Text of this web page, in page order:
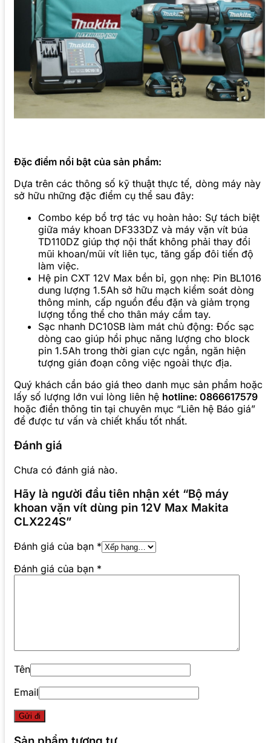
Đặc điểm nổi bật của sản phẩm:
Dựa trên các thông số kỹ thuật thực tế, dòng máy này
sở hữu những đặc điểm cụ thể sau đây:
Combo kép bổ trợ tác vụ hoàn hảo: Sự tách biệt
giữa máy khoan DF333DZ và máy vặn vít búa
TD110DZ giúp thợ nội thất không phải thay đổi
mũi khoan/mũi vít liên tục, tăng gấp đôi tiến độ
làm việc.
Hệ pin CXT 12V Max bền bỉ, gọn nhẹ: Pin BL1016
dung lượng 1.5Ah sở hữu mạch kiểm soát dòng
thông minh, cấp nguồn đều đặn và giảm trọng
lượng tổng thể cho thân máy cầm tay.
Sạc nhanh DC10SB làm mát chủ động: Đốc sạc
dòng cao giúp hồi phục năng lượng cho block
pin 1.5Ah trong thời gian cực ngắn, ngăn hiện
tượng gián đoạn công việc ngoài thực địa.
Quý khách cần báo giá theo danh mục sản phẩm hoặc
lấy số lượng lớn vui lòng liên hệ hotline: 0866617579
hoặc điền thông tin tại chuyên mục “Liên hệ Báo giá”
để được tư vấn và chiết khấu tốt nhất.
Đánh giá
Chưa có đánh giá nào.
Hãy là người đầu tiên nhận xét “Bộ máy
khoan vặn vít dùng pin 12V Max Makita
CLX224S”
Đánh giá của bạn *
Đánh giá của bạn *
Tên
Email